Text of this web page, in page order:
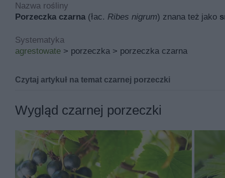
Nazwa rośliny
Porzeczka czarna(łac. Ribes nigrum) znana też jako
Systematyka
agrestowate > porzeczka > porzeczka czarna
Czytaj artykuł na temat czarnej porzeczki
Czarna porzeczka - sadzenie,
Kiedy w ogródkach kończy się zbiór malin i agrestu,
lipcu. Dorastające do 2 m wysokości krzewy,
zapach. Roślina bogata jest w witaminy, posiada
wspaniała roślina ozdobna.
Wygląd czarnej porzeczki